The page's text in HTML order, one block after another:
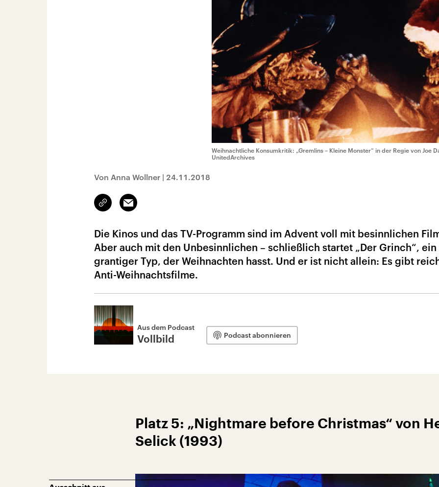
Weihnachtliche Konsumkritik: „Gremlins – Kleine Monster“ in der Regie von Joe
UnitedArchives
Von Anna Wollner | 24.11.2018
Link
kopieren/teilen
Email
Die Kinos und das TV-Programm sind im Advent voll mit besinnlichen
Aber auch mit den Unbesinnlichen – schließlich startet „Der Grinch“, ein
grantiger Typ, der Weihnachten hasst. Und er ist nicht allein: Es gibt
Anti-Weihnachtsfilme.
Aus dem Podcast
Vollbild Podcast abonnieren
Platz 5: „Nightmare before Christmas“ von
Selick (1993)